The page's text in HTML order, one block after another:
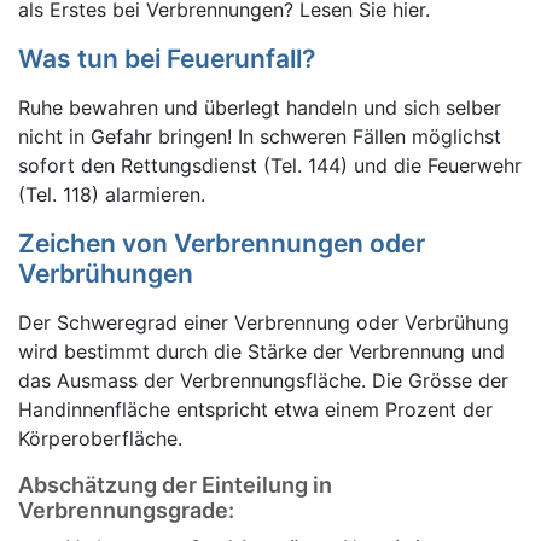
Ratgeber
Rubriken
als Erstes bei Verbrennungen? Lesen Sie hier.
Was tun bei Feuerunfall?
Ruhe bewahren und überlegt handeln und sich selber
nicht in Gefahr bringen! In schweren Fällen möglichst
sofort den Rettungsdienst (Tel. 144) und die Feuerwehr
(Tel. 118) alarmieren.
Zeichen von Verbrennungen oder
Verbrühungen
Der Schweregrad einer Verbrennung oder Verbrühung
wird bestimmt durch die Stärke der Verbrennung und
das Ausmass der Verbrennungsfläche. Die Grösse der
Handinnenfläche entspricht etwa einem Prozent der
Körperoberfläche.
Abschätzung der Einteilung in
Verbrennungsgrade: